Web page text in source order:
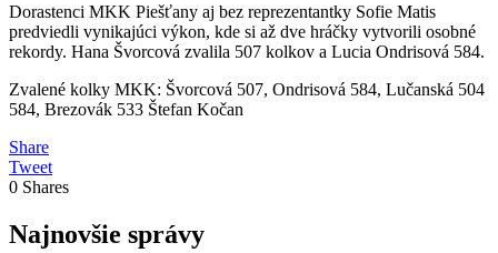
Dorastenci MKK Piešťany aj bez reprezentantky Sofie Matis
predviedli vynikajúci výkon, kde si až dve hráčky vytvorili osobné
rekordy. Hana Švorcová zvalila 507 kolkov a Lucia Ondrisová 584.
Zvalené kolky MKK: Švorcová 507, Ondrisová 584, Lučanská 504
584, Brezovák 533 Štefan Kočan
Share
Tweet
0 Shares
Najnovšie správy